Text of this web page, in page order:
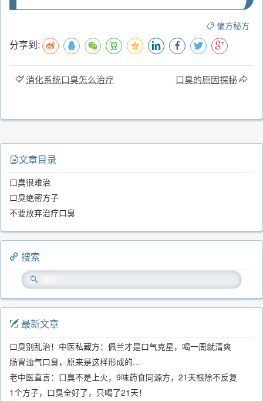
偏方秘方
分享到:
消化系统口臭怎么治疗 口臭的原因探秘
文章目录
口臭很难治
口臭绝密方子
不要放弃治疗口臭
搜索
最新文章
口臭别乱治！中医私藏方：佩兰才是口气克星，喝一周就清爽
肠胃浊气口臭，原来是这样形成的...
老中医直言：口臭不是上火，9味药食同源方，21天根除不反复
1个方子，口臭全好了，只喝了21天！